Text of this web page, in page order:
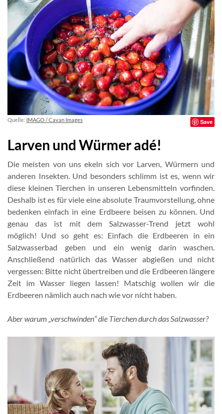
Quelle: IMAGO / Cavan Images Save
Larven und Würmer adé!
Die meisten von uns ekeln sich vor Larven, Würmern und
anderen Insekten. Und besonders schlimm ist es, wenn wir
diese kleinen Tierchen in unseren Lebensmitteln vorfinden.
Deshalb ist es für viele eine absolute Traumvorstellung, ohne
bedenken einfach in eine Erdbeere beisen zu können. Und
genau das ist mit dem Salzwasser-Trend jetzt wohl
möglich! Und so geht es: Einfach die Erdbeeren in ein
Salzwasserbad geben und ein wenig darin waschen.
Anschließend natürlich das Wasser abgießen und nicht
vergessen: Bitte nicht übertreiben und die Erdbeeren längere
Zeit im Wasser liegen lassen! Matschig wollen wir die
Erdbeeren nämlich auch nach wie vor nicht haben.
Aber warum „verschwinden“ die Tierchen durch das Salzwasser?